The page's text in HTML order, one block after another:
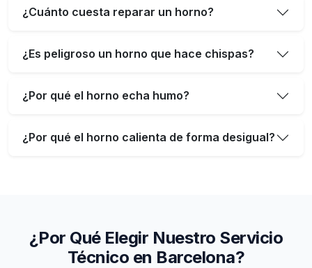
¿Cuánto cuesta reparar un horno?
¿Es peligroso un horno que hace chispas?
¿Por qué el horno echa humo?
¿Por qué el horno calienta de forma desigual?
¿Por Qué Elegir Nuestro Servicio
Técnico en Barcelona?